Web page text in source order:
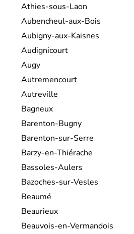
Athies-sous-Laon
Aubencheul-aux-Bois
Aubigny-aux-Kaisnes
Audignicourt
Augy
Autremencourt
Autreville
Bagneux
Barenton-Bugny
Barenton-sur-Serre
Barzy-en-Thiérache
Bassoles-Aulers
Bazoches-sur-Vesles
Beaumé
Beaurieux
Beauvois-en-Vermandois